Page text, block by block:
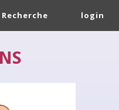
Recherche login